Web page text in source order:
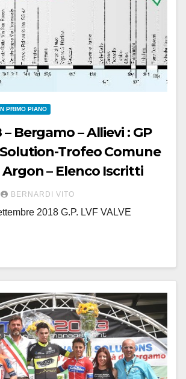
PRIMO PIANO
– Bergamo – Allievi : GP
Solution-Trofeo Comune
Argon – Elenco Iscritti
BERNARDI VITO
2018 G.P. LVF VALVE